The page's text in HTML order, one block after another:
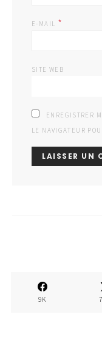
E-MAIL *
SITE WEB
ENREGISTRER
LE NAVIGATEUR
9K